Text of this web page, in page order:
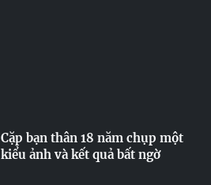
Cặp bạn thân 18 năm chụp một
kiểu ảnh và kết quả bất ngờ